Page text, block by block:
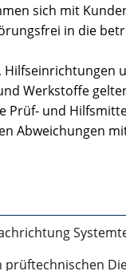
sich mit
in die
Werkstoffe
Prüf-­ und
Abweichungen